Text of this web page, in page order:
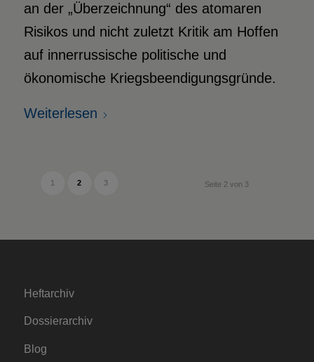
an der „Überzeichnung“ des atomaren
Risikos und nicht zuletzt Kritik am Hoffen
auf innerrussische politische und
ökonomische Kriegsbeendigungsgründe.
Weiterlesen
Seite 2 von 3
1 2 3
Heftarchiv
Dossierarchiv
Blog